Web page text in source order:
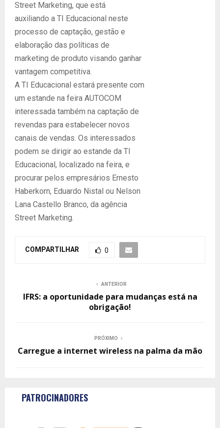
Street Marketing, que está
auxiliando a TI Educacional neste
processo de captação, gestão e
elaboração das políticas de
marketing de produto visando ganhar
vantagem competitiva.
A TI Educacional estará presente com
um estande na feira AUTOCOM
interessada também na captação de
revendas para estabelecer novos
canais de vendas. Os interessados
podem se dirigir ao estande da TI
Educacional, localizado na feira, e
procurar pelos empresários Ernesto
Haberkorn, Eduardo Nistal ou Nelson
Lana Castello Branco, da agência
Street Marketing.
COMPARTILHAR 0
ANTERIOR
IFRS: a oportunidade para mudanças está na
obrigação!
PRÓXIMO
Carregue a internet wireless na palma da mão
PATROCINADORES